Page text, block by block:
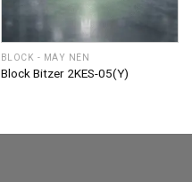
BLOCK - MÁY NÉN
Block Bitzer 2KES-05(Y)